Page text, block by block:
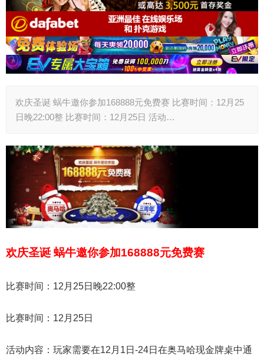
欢庆圣诞 蜗牛邀你参加168888元免费赛 比赛时间：12月25
日晚22:00整 比赛时间：12月25日 活动…
欢庆圣诞 蜗牛邀你参加168888元免费赛
比赛时间： 12月25日晚22:00整
比赛时间： 12月25日
活动内容： 玩家需要在12月1日-24日在奥马哈现金牌桌中通